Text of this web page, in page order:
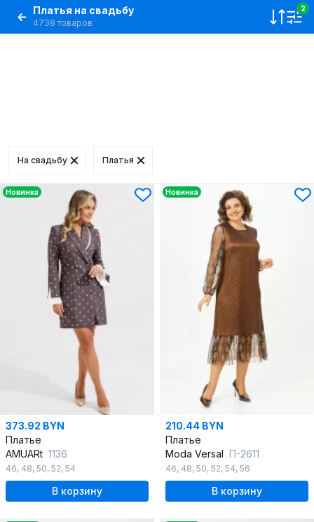
Платья на свадьбу
4738 товаров
2
На свадьбу Платья
Новинка
373.92 BYN
Платье
AMUARt 1136
46, 48, 50, 52, 54
В корзину
Новинка
210.44 BYN
Платье
Moda Versal П-2611
46, 48, 50, 52, 54, 56
В корзину